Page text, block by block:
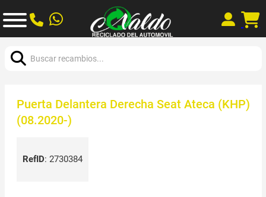
Puerta Delantera Derecha Seat Ateca (KHP)
(08.2020-)
RefID: 2730384